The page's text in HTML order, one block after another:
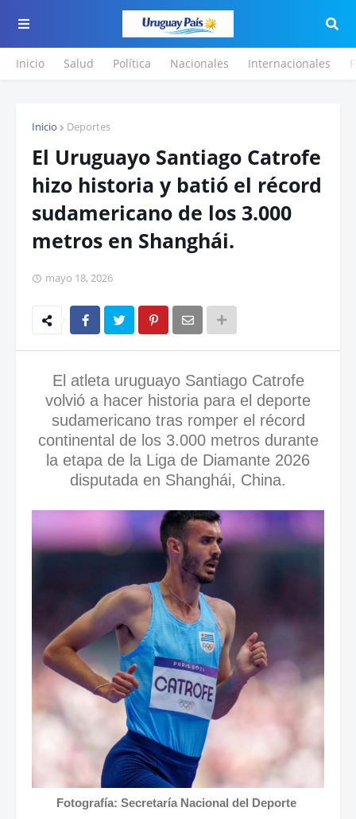
Inicio Salud Política Nacionales Internacionales
Inicio Deportes
El Uruguayo Santiago Catrofe
hizo historia y batió el récord
sudamericano de los 3.000
metros en Shanghái.
mayo 18, 2026
El atleta uruguayo Santiago Catrofe
volvió a hacer historia para el deporte
sudamericano tras romper el récord
continental de los 3.000 metros durante
la etapa de la Liga de Diamante 2026
disputada en Shanghái, China.
Fotografía: Secretaría Nacional del Deporte